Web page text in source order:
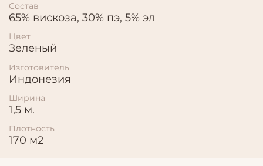
Состав
65% вискоза, 30% пэ, 5% эл
Цвет
Зеленый
Изготовитель
Индонезия
Ширина
1,5 м.
Плотность
170 м2